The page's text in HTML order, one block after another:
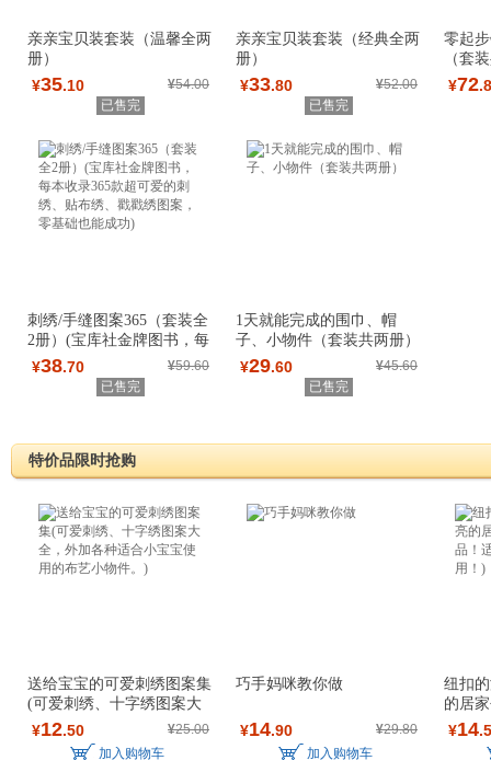
亲亲宝贝装套装（温馨全两
册）
¥35.10 ¥54.00
已售完
亲亲宝贝装套装（经典全两
册）
¥33.80 ¥52.00
已售完
零起
（套
钩出
¥72
刺绣/手缝图案365（套装全
2册）(宝库社金牌图书，每
本收录365款
¥38.70 ¥59.60
已售完
1天就能完成的围巾、帽
子、小物件（套装共两册）
¥29.60 ¥45.60
已售完
特价品限时抢购
送给宝宝的可爱刺绣图案集
(可爱刺绣、十字绣图案大
全，外加各种
¥12.50 ¥25.00
加入购物车
巧手妈咪教你做
¥14.90 ¥29.80
加入购物车
纽扣
的居
适合
¥14